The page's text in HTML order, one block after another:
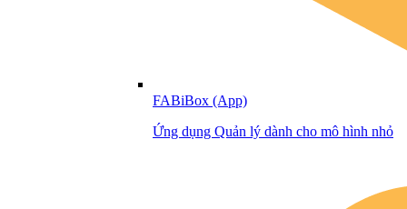
FABiBox (App)
Ứng dụng Quản lý dành cho mô hình nhỏ